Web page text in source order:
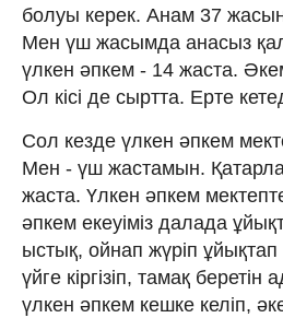
болуы керек. Анам 37
Мен үш жасымда анасыз
үлкен әпкем - 14 жаста.
Ол кісі де сыртта. Ерте
Сол кезде үлкен әпкем
Мен - үш жастамын.
жаста. Үлкен әпкем
әпкем екеуіміз далада
ыстық, ойнап жүріп ұйықтап
үйге кіргізіп, тамақ
үлкен әпкем кешке келіп,